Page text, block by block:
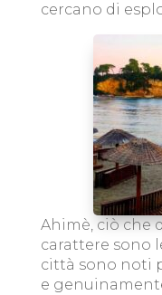
cercano di
Ahimè, ciò che
carattere sono
città sono noti
e